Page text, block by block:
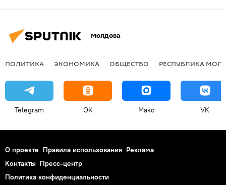
Молдова
ПОЛИТИКА ЭКОНОМИКА ОБЩЕСТВО РЕСПУБЛИКА
Telegram OK Макс VK
О проекте Правила использования Реклама
Контакты Пресс-центр
Политика конфиденциальности